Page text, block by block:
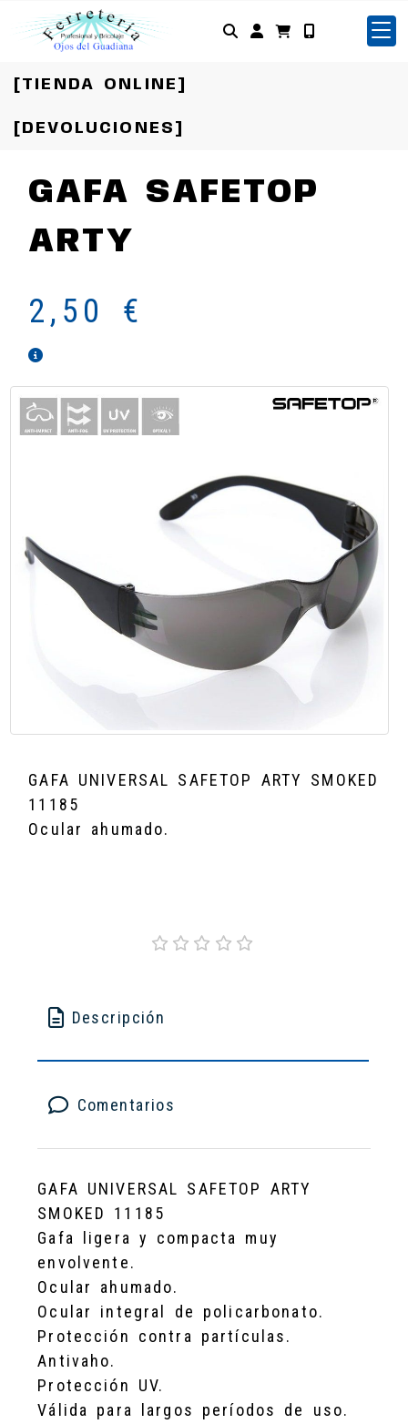
Identifícate
[TIENDA ONLINE]
[DEVOLUCIONES]
GAFA SAFETOP
ARTY
2,50 €
GAFA UNIVERSAL SAFETOP ARTY SMOKED
11185
Ocular ahumado.
Descripción
Comentarios
GAFA UNIVERSAL SAFETOP ARTY
SMOKED 11185
Gafa ligera y compacta muy
envolvente.
Ocular ahumado.
Ocular integral de policarbonato.
Protección contra partículas.
Antivaho.
Protección UV.
Válida para largos períodos de uso.